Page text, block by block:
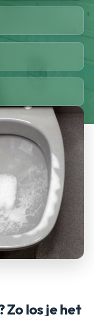
los je het